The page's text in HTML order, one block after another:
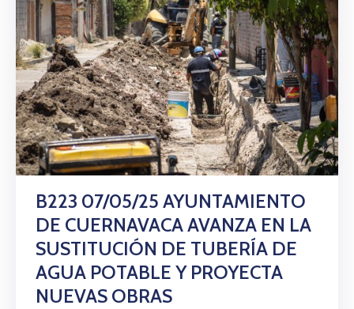
B223 07/05/25 AYUNTAMIENTO
DE CUERNAVACA AVANZA EN LA
SUSTITUCIÓN DE TUBERÍA DE
AGUA POTABLE Y PROYECTA
NUEVAS OBRAS